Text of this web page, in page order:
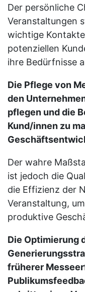
Der persönliche
Veranstaltungen
wichtige
potenziellen
ihre Bedürfnisse
Die Pflege von
den
pflegen und die
Kund/innen zu
Der wahre
ist jedoch die
die Effizienz der
Veranstaltung,
produktive
Die Optimierung
früherer